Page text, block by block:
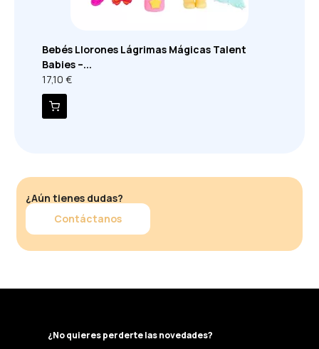
Bebés Llorones Lágrimas Mágicas Talent
Babies –...
17,10 €
¿Aún tienes dudas?
Contáctanos
¿No quieres perderte las novedades?